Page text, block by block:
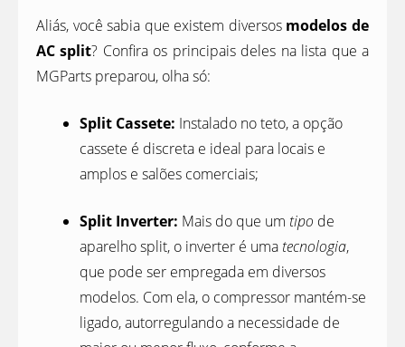
Aliás, você sabia que existem diversosmodelos de
AC split? Confira os principais deles na lista que a
MGParts preparou, olha só:
Split Cassete: Instalado no teto, a opção
cassete é discreta e ideal para locais e
amplos e salões comerciais;
Split Inverter: Mais do que um tipo de
aparelho split, o inverter é uma tecnologia,
que pode ser empregada em diversos
modelos. Com ela, o compressor mantém-se
ligado, autorregulando a necessidade de